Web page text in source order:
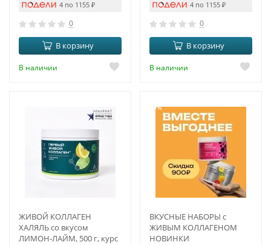
4 по 1155 ₽
0
В корзину
В наличии
4 по 1155 ₽
0
В корзину
В наличии
ЖИВОЙ КОЛЛАГЕН
ХАЛЯЛЬ со вкусом
ЛИМОН-ЛАЙМ, 500 г, курс
-9%
ВКУСНЫЕ НАБОРЫ с
ЖИВЫМ КОЛЛАГЕНОМ
НОВИНКИ